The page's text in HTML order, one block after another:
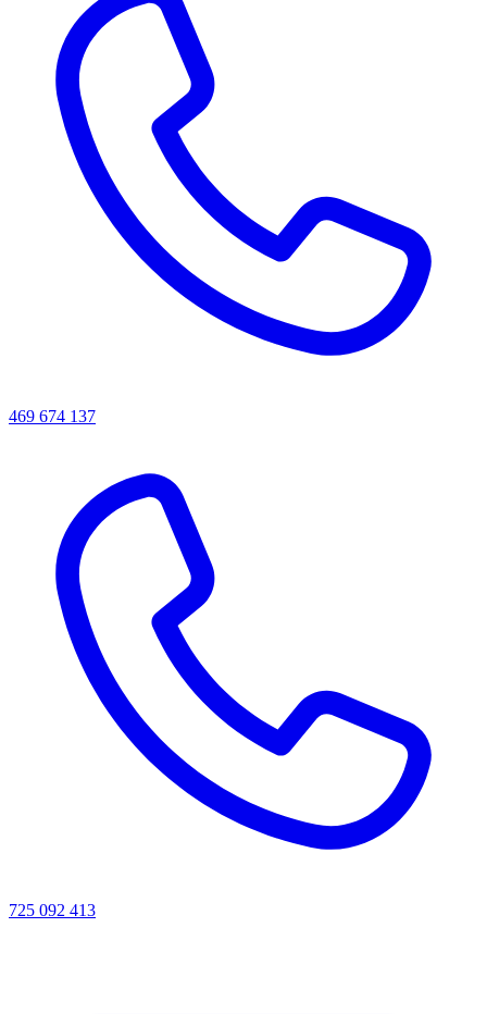
469 674 137
725 092 413